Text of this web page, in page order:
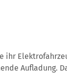
ihr
Aufladung.